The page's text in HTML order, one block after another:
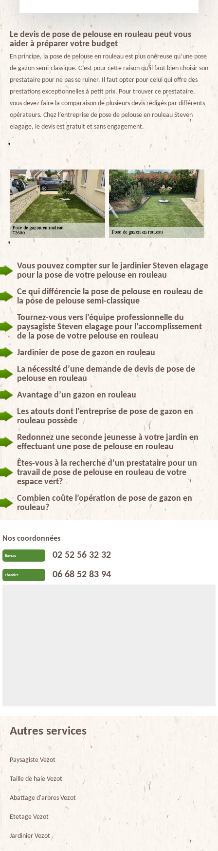
Le devis de pose de pelouse en rouleau peut vous
aider à préparer votre budget
En principe, la pose de pelouse en rouleau est plus onéreuse qu’une pose
de gazon semi-classique. C’est pour cette raison qu’il faut bien choisir son
prestataire pour ne pas se ruiner. Il faut opter pour celui qui offre des
prestations exceptionnelles à petit prix. Pour trouver ce prestataire,
vous devez faire la comparaison de plusieurs devis rédigés par différents
opérateurs. Chez l’entreprise de pose de pelouse en rouleau Steven
elagage, le devis est gratuit et sans engagement.
Vous pouvez compter sur le jardinier Steven elagage
pour la pose de votre pelouse en rouleau
Ce qui différencie la pose de pelouse en rouleau de
la pose de pelouse semi-classique
Tournez-vous vers l’équipe professionnelle du
paysagiste Steven elagage pour l’accomplissement
de la pose de votre pelouse en rouleau
Jardinier de pose de gazon en rouleau
La nécessité d’une demande de devis de pose de
pelouse en rouleau
Avantage d’un gazon en rouleau
Les atouts dont l’entreprise de pose de gazon en
rouleau possède
Redonnez une seconde jeunesse à votre jardin en
effectuant une pose de pelouse en rouleau
Êtes-vous à la recherche d’un prestataire pour un
travail de pose de pelouse en rouleau de votre
espace vert?
Combien coûte l’opération de pose de gazon en
rouleau?
Nos coordonnées
Bureau 02 52 56 32 32
Chantier 06 68 52 83 94
Autres services
Paysagiste Vezot
Taille de haie Vezot
Abattage d'arbres Vezot
Etetage Vezot
Jardinier Vezot